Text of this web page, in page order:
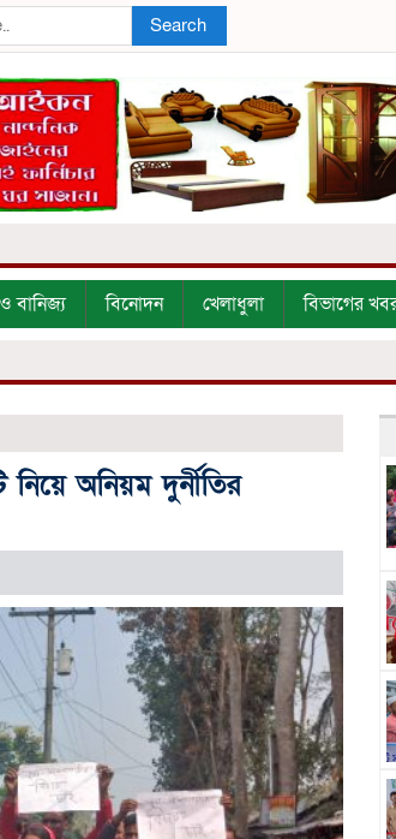
Search
বানিজ্য বিনোদন খেলাধুলা বিভাগের
অনিয়ম দুর্নীতির